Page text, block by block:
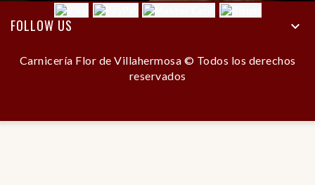
FOLLOW US 
Carnicería Flor de Villahermosa © Todos los derechos
reservados